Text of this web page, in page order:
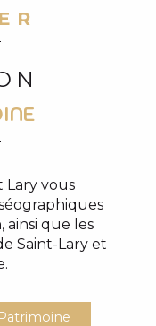
Lary vous
ainsi que les
Saint-Lary et